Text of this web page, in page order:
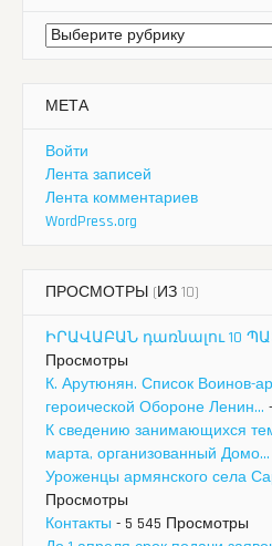
Рубрики
МЕТА
Войти
Лента записей
Лента комментариев
WordPress.org
ПРОСМОТРЫ (ИЗ 10)
ԻՐԱՎԱԲԱՆ դառնալու 10
Просмотры
К. Арутюнян. Список Воинов-
героической Обороне Ленин...
К сведению занимающихся
марта, организованный Домо...
Уроженцы армянского села
Просмотры
Контакты - 5 545 Просмотры